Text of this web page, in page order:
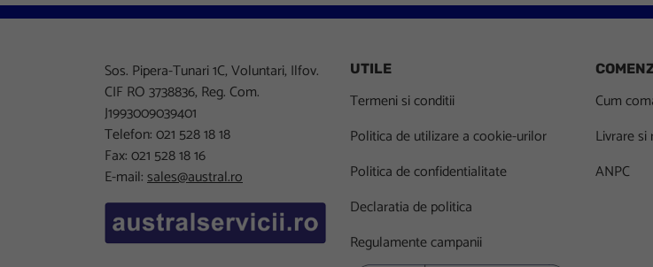
Sos. Pipera-Tunari 1C, Voluntari, Ilfov.
CIF RO 3738836, Reg. Com.
J1993009039401
Telefon: 021 528 18 18
Fax: 021 528 18 16
E-mail:sales@austral.ro
UTILE
Termeni si conditii
Politica de utilizare a cookie-urilor
Politica de confidentialitate
Declaratia de politica
Regulamente campanii
Cum
Livrare
ANPC